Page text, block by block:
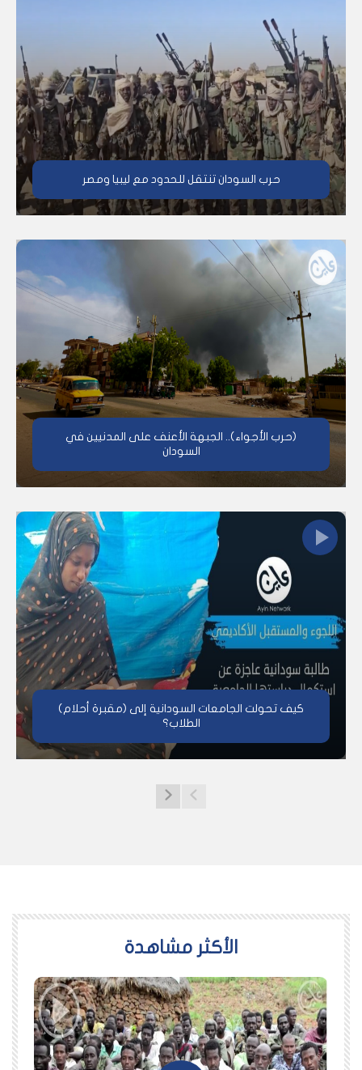
حرب السودان تنتقل للحدود مع ليبيا ومصر
(حرب الأجواء).. الجبهة الأعنف على المدنيين في
السودان
كيف تحولت الجامعات السودانية إلى (مقبرة أحلام)
الطلاب؟
اﻷكثر مشاهدة